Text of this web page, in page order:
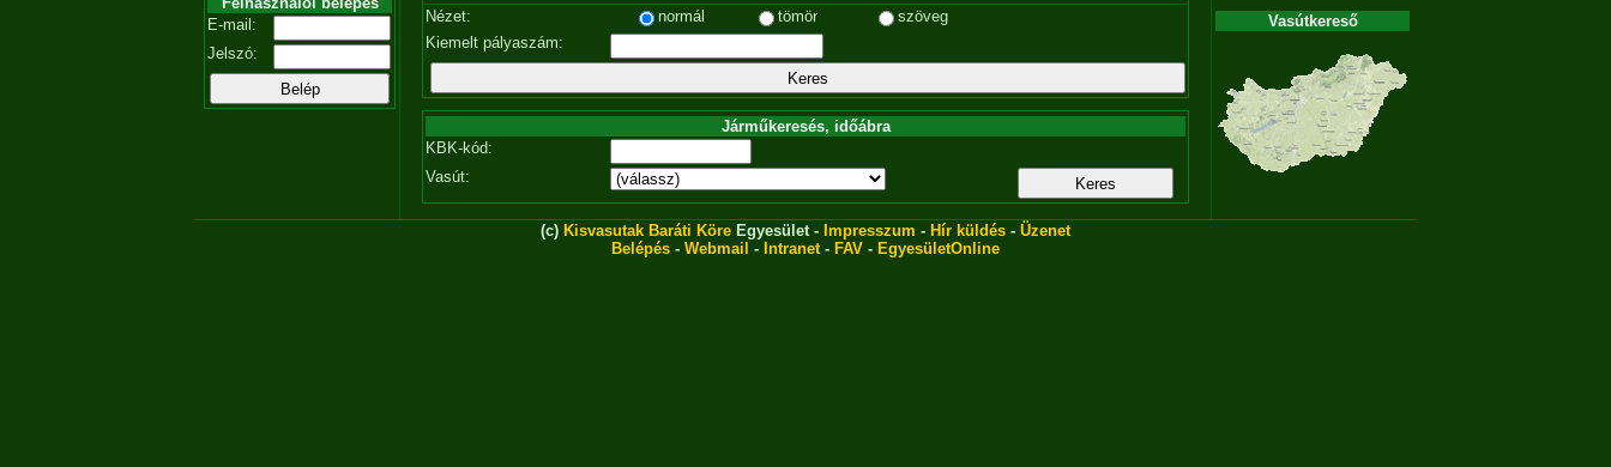
E-mail:
Jelszó:
Nézet:
normál tömör
szöveg
Kiemelt pályaszám:
Járműkeresés, időábra
KBK-kód:
Vasút:
Vasútkereső
(c) Kisvasutak Baráti Köre Egyesület - Impresszum - Hír küldés - Üzenet
Belépés - Webmail - Intranet- FAV - EgyesületOnline